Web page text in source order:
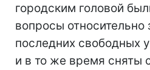
городским головой
вопросы относительно
последних свободных
и в то же время сняты